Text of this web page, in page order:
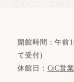
開館時間：午前
て受付)
休館日： CiC営